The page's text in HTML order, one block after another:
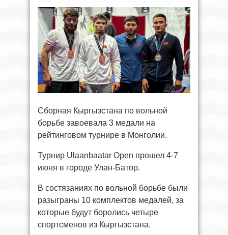
Сборная Кыргызстана по вольной
борьбе завоевала 3 медали на
рейтинговом турнире в Монголии.
Турнир Ulaanbaatar Open прошел 4-7
июня в городе Улан-Батор.
В состязаниях по вольной борьбе были
разыграны 10 комплектов медалей, за
которые будут боролись четыре
спортсменов из Кыргызстана.